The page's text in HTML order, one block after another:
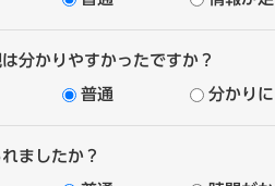
分かりやすかったですか？
普通 分かり
ましたか？